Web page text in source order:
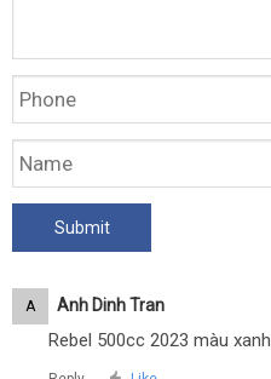
A Anh Dinh Tran
Rebel 500cc 2023 màu xanh